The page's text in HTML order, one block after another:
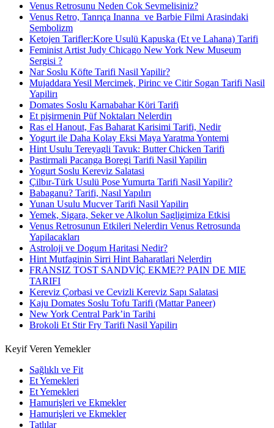
Venus Retrosunu Neden Cok Sevmelisiniz?
Venus Retro, Tanrıça Inanna ve Barbie Filmi Arasindaki
Sembolizm
Ketojen Tarifler:Kore Usulü Kapuska (Et ve Lahana) Tarifi
Feminist Artist Judy Chicago New York New Museum
Sergisi ?
Nar Soslu Köfte Tarifi Nasil Yapilir?
Mujaddara Yesil Mercimek, Pirinc ve Citir Sogan Tarifi Nasil
Yapilirı
Domates Soslu Karnabahar Köri Tarifi
Et pişirmenin Püf Noktaları Nelerdirı
Ras el Hanout, Fas Baharat Karisimi Tarifi, Nedir
Yogurt ile Daha Kolay Eksi Maya Yaratma Yontemi
Hint Usulu Tereyagli Tavuk: Butter Chicken Tarifi
Pastirmali Pacanga Boregi Tarifi Nasil Yapilirı
Yogurt Soslu Kereviz Salatasi
Çilbır-Türk Usulü Pose Yumurta Tarifi Nasil Yapilir?
Babaganu? Tarifi, Nasıl Yapılırı
Yunan Usulu Mucver Tarifi Nasil Yapilirı
Yemek, Sigara, Seker ve Alkolun Sagligimiza Etkisi
Venus Retrosunun Etkileri Nelerdirı Venus Retrosunda
Yapilacakları
Astroloji ve Dogum Haritasi Nedir?
Hint Mutfaginin Sirri Hint Baharatlari Nelerdirı
FRANSIZ TOST SANDVİÇ EKME?? PAIN DE MIE
TARIFI
Kereviz Çorbasi ve Cevizli Kereviz Sapı Salatasi
Kaju Domates Soslu Tofu Tarifi (Mattar Paneer)
New York Central Park’in Tarihi
Brokoli Et Stir Fry Tarifi Nasil Yapilirı
Keyif Veren Yemekler
Sağlıklı ve Fit
Et Yemekleri
Et Yemekleri
Hamurişleri ve Ekmekler
Hamurişleri ve Ekmekler
Tatlılar